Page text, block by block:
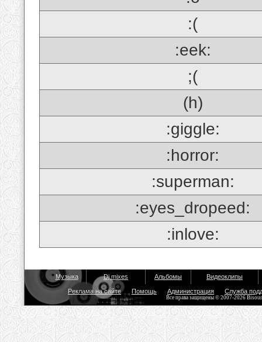
:(
:eek:
;(
(h)
:giggle:
:horror:
:superman:
:eyes_dropeed:
:inlove:
Музыка Dj mixes Альбомы Видеоклипы
Реклама на сайте Помощь Администрация Служба
Все права защищены © 2007-2026